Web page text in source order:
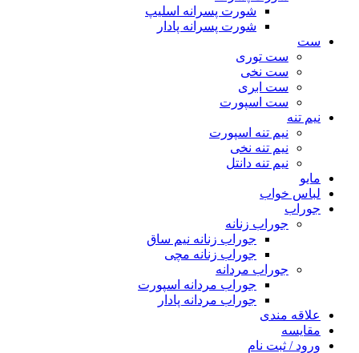
شورت پسرانه اسلیپ
شورت پسرانه پادار
ست
ست توری
ست نخی
ست ابری
ست اسپورت
نیم تنه
نیم تنه اسپورت
نیم تنه نخی
نیم تنه دانتل
مایو
لباس خواب
جوراب
جوراب زنانه
جوراب زنانه نیم ساق
جوراب زنانه مچی
جوراب مردانه
جوراب مردانه اسپورت
جوراب مردانه پادار
علاقه مندی
مقایسه
ورود / ثبت نام